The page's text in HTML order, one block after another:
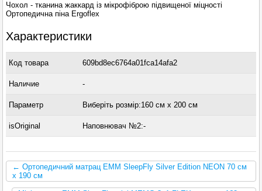
Чохол - тканина жаккард із мікрофіброю підвищеної міцності
Ортопедична піна Ergoflex
Характеристики
Код товара 609bd8ec6764a01fca14afa2
Наличие -
Параметр Виберіть розмір:160 см x 200 см
isOriginal Наповнювач №2:-
← Ортопедичний матрац ЕММ SleepFly Silver Edition NEON 70 см
x 190 см